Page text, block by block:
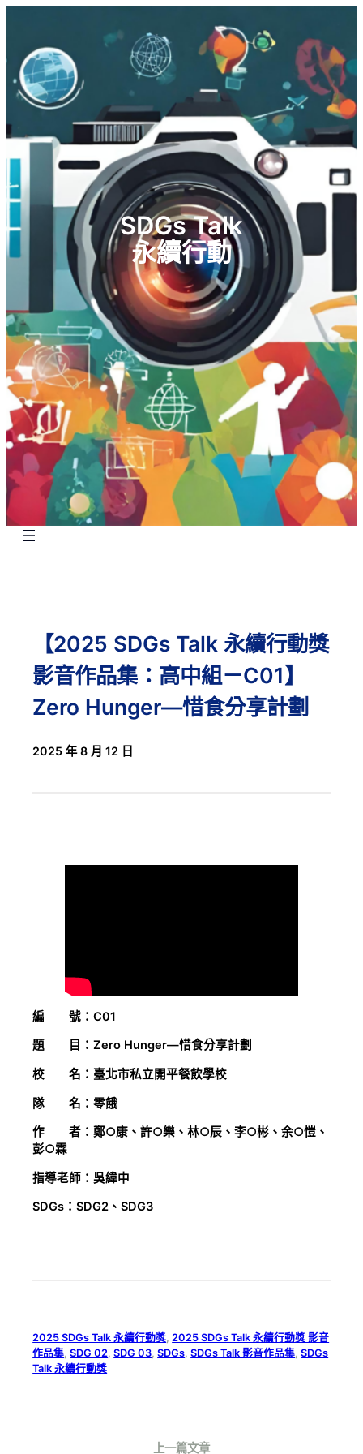
內
SDGs Talk
永續行動
【2025 SDGs Talk 永續行動獎
影音作品集：高中組－C01】
Zero Hunger—惜食分享計劃
2025 年 8 月 12 日
編 號：C01
題 目：Zero Hunger—惜食分享計劃
校 名：臺北市私立開平餐飲學校
隊 名：零餓
作 者：鄭○康、許○樂、林○辰、李○彬、余○愷、
彭○霖
指導老師：吳緯中
SDGs：SDG2、SDG3
2025 SDGs Talk 永續行動獎 2025 SDGs Talk 永續行動獎 影音
作品集 , SDG 02 , SDG 03 , SDGs , SDGs Talk 影音作品集 , SDGs
Talk 永續行動獎
上一篇文章